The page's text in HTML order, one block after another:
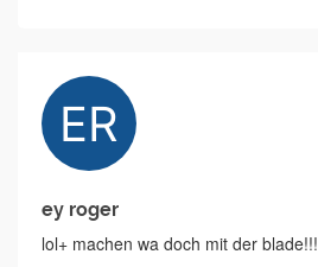
ey roger
lol+ machen wa doch mit der blade!!!